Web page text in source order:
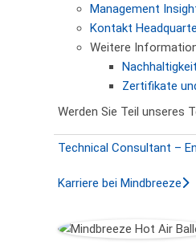
Management
Kontakt
Weitere
Zertifikate
Werden Sie Teil unseres
Technical Consultant –
Karriere bei Mindbreeze